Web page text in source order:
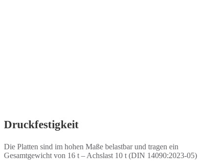
Druckfestigkeit
Die Platten sind im hohen Maße belastbar und tragen ein
Gesamtgewicht von 16 t – Achslast 10 t (DIN 14090:2023-05)